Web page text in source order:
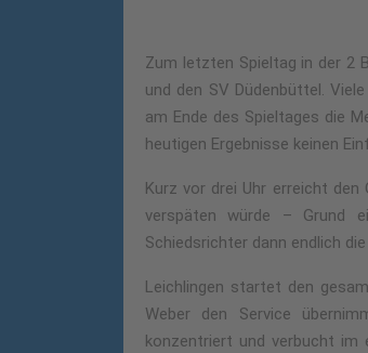
Zum letzten Spieltag in der 2
und den SV Düdenbüttel.
am Ende des Spieltages die
heutigen Ergebnisse keinen
Kurz vor drei Uhr erreicht
verspäten würde – Grund
Schiedsrichter dann endlich
Leichlingen startet den
Weber den Service
konzentriert und verbucht im